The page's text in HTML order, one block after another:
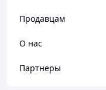
Продавцам
О нас
Партнеры